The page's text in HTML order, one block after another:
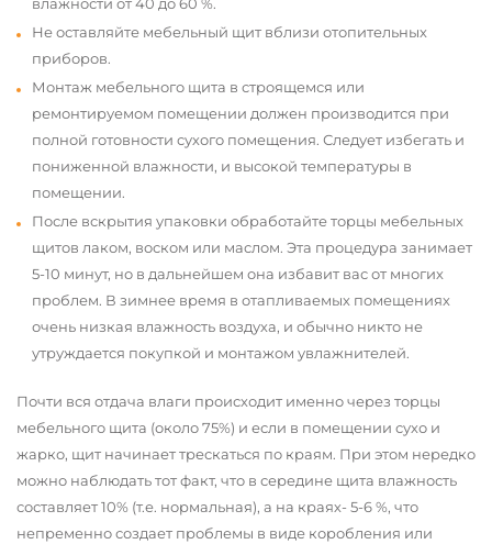
влажности от 40 до 60 %.
Не оставляйте мебельный щит вблизи отопительных
приборов.
Монтаж мебельного щита в строящемся или
ремонтируемом помещении должен производится при
полной готовности сухого помещения. Следует избегать и
пониженной влажности, и высокой температуры в
помещении.
После вскрытия упаковки обработайте торцы мебельных
щитов лаком, воском или маслом. Эта процедура занимает
5-10 минут, но в дальнейшем она избавит вас от многих
проблем. В зимнее время в отапливаемых помещениях
очень низкая влажность воздуха, и обычно никто не
утруждается покупкой и монтажом увлажнителей.
Почти вся отдача влаги происходит именно через торцы
мебельного щита (около 75%) и если в помещении сухо и
жарко, щит начинает трескаться по краям. При этом нередко
можно наблюдать тот факт, что в середине щита влажность
составляет 10% (т.е. нормальная), а на краях- 5-6 %, что
непременно создает проблемы в виде коробления или